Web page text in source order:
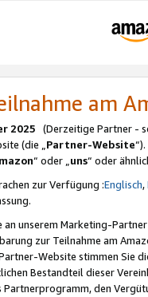
am
2025 (Derzeitige Partner -
(die „Partner-Website
“ oder „uns“ oder
zur Verfügung :Englisch,
unserem Marketing-
zur Teilnahme am
Website stimmen Sie
Bestandteil dieser
den